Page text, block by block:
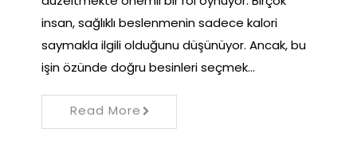
insan, sağlıklı beslenmenin sadece kalori
saymakla ilgili olduğunu düşünüyor. Ancak, bu
işin özünde doğru besinleri seçmek…
Read More